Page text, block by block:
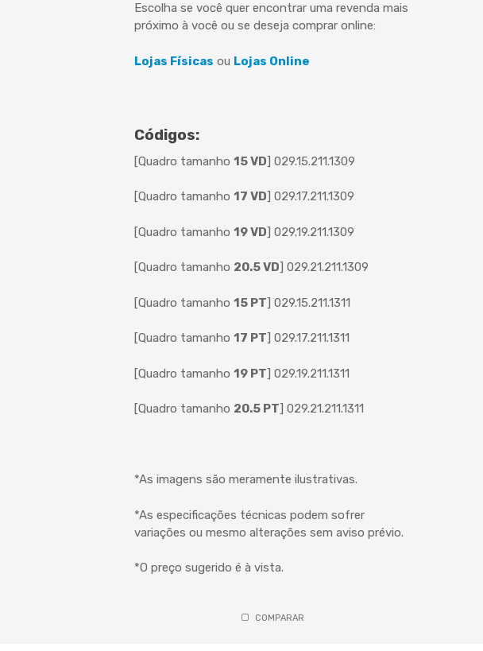
Escolha se você quer encontrar uma revenda mais
próximo à você ou se deseja comprar online:
Lojas Físicas ou Lojas Online
Códigos:
[Quadro tamanho 15 VD] 029.15.211.1309
[Quadro tamanho 17 VD] 029.17.211.1309
[Quadro tamanho 19 VD] 029.19.211.1309
[Quadro tamanho 20.5 VD] 029.21.211.1309
[Quadro tamanho 15 PT] 029.15.211.1311
[Quadro tamanho 17 PT] 029.17.211.1311
[Quadro tamanho 19 PT] 029.19.211.1311
[Quadro tamanho 20.5 PT] 029.21.211.1311
*As imagens são meramente ilustrativas.
*As especificações técnicas podem sofrer
variações ou mesmo alterações sem aviso prévio.
*O preço sugerido é à vista.